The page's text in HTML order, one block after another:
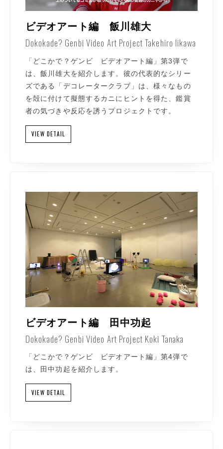
ビデオアート編 飯川雄大
Dokokade? Genbi Video Art Project Takehiro Iikawa
「どこかで？ゲンビ ビデオアート編」第3弾で
は、飯川雄大を紹介します。彼の代表的なシリー
ズである「デコレータークラブ」は、様々なもの
を殻に付けて擬態するカニにヒントを得た、鑑賞
者の気づきや反応を誘うプロジェクトです。
VIEW DETAIL
ビデオアート編 田中功起
Dokokade? Genbi Video Art Project Koki Tanaka
「どこかで？ゲンビ ビデオアート編」第4弾で
は、田中功起を紹介します。
VIEW DETAIL